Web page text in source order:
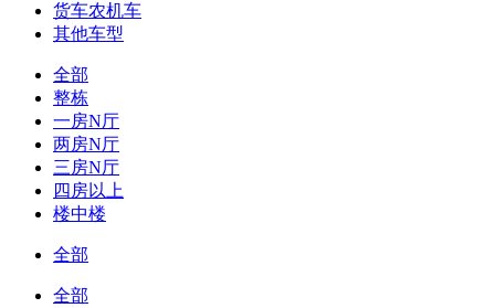
货车农机车
其他车型
全部
整栋
一房N厅
两房N厅
三房N厅
四房以上
楼中楼
全部
全部